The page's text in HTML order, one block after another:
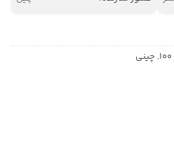
, چینی